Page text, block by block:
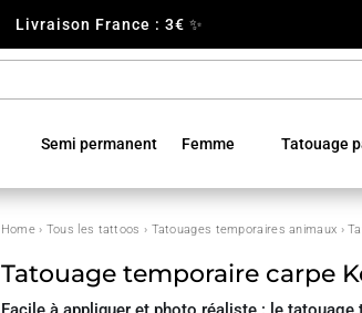
Livraison France : 3€ ✨
Semi permanent Femme Tatouage
Home› Tous les tattoos › Tatouages temporaires animaux ›
Tatouage temporaire carpe